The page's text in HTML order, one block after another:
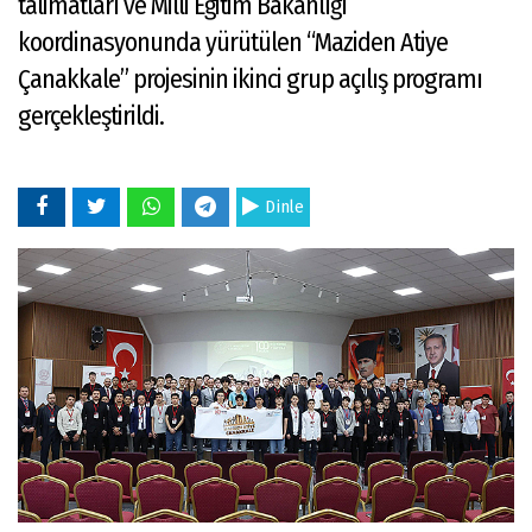
koordinasyonunda yürütülen “Maziden Atiye
Çanakkale” projesinin ikinci grup açılış programı
gerçekleştirildi.
Dinle